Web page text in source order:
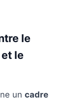
le
le
un cadre